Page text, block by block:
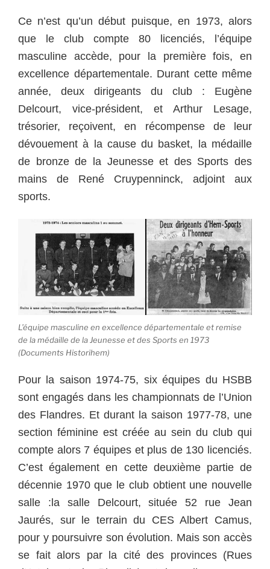
Ce n’est qu’un début puisque, en 1973, alors
que le club compte 80 licenciés, l’équipe
masculine accède, pour la première fois, en
excellence départementale. Durant cette même
année, deux dirigeants du club : Eugène
Delcourt, vice-président, et Arthur Lesage,
trésorier, reçoivent, en récompense de leur
dévouement à la cause du basket, la médaille
de bronze de la Jeunesse et des Sports des
mains de René Cruypenninck, adjoint aux
sports.
L’équipe masculine en excellence départementale et remise
de la médaille de la Jeunesse et des Sports en 1973
(Documents Historihem)
Pour la saison 1974-75, six équipes du HSBB
sont engagés dans les championnats de l’Union
des Flandres. Et durant la saison 1977-78, une
section féminine est créée au sein du club qui
compte alors 7 équipes et plus de 130 licenciés.
C’est également en cette deuxième partie de
décennie 1970 que le club obtient une nouvelle
salle :la salle Delcourt, située 52 rue Jean
Jaurés, sur le terrain du CES Albert Camus,
pour y poursuivre son évolution. Mais son accès
se fait alors par la cité des provinces (Rues